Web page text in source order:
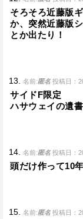
そろそろ近藤版
か、突然近藤版
とか出たり！
13. 名前:匿名 投稿日：
サイドF限定
ハサウェイの遺
14. 名前:匿名 投稿日：
頭だけ作って10
15. 名前:匿名 投稿日：